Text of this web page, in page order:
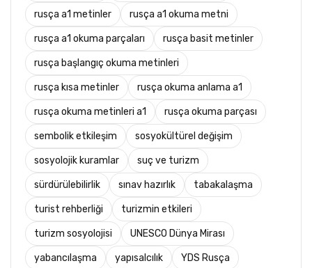
rusça a1 metinler rusça a1 okuma metni
rusça a1 okuma parçaları rusça basit metinler
rusça başlangıç okuma metinleri
rusça kısa metinler rusça okuma anlama a1
rusça okuma metinleri a1 rusça okuma parçası
sembolik etkileşim sosyokültürel değişim
sosyolojik kuramlar suç ve turizm
sürdürülebilirlik sınav hazırlık tabakalaşma
turist rehberliği turizmin etkileri
turizm sosyolojisi UNESCO Dünya Mirası
yabancılaşma yapısalcılık YDS Rusça